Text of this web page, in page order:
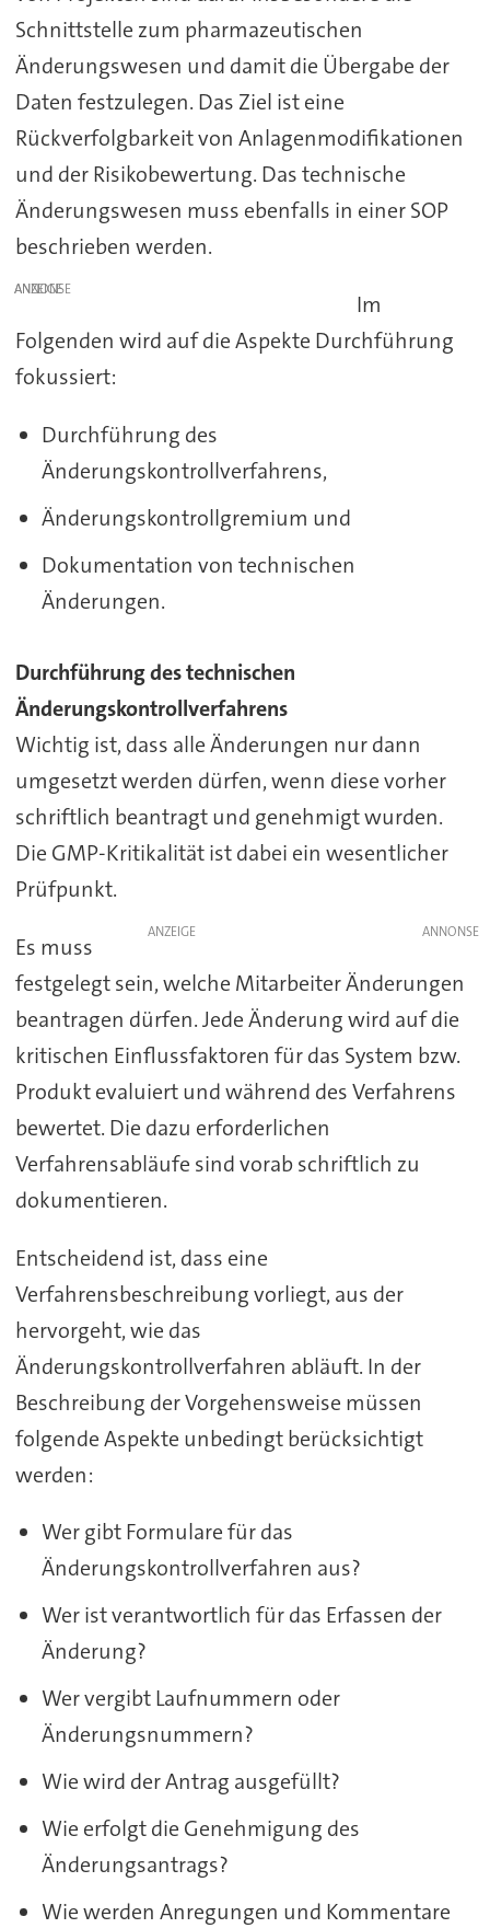
Schnittstelle zum pharmazeutischen
Änderungswesen und damit die Übergabe der
Daten festzulegen. Das Ziel ist eine
Rückverfolgbarkeit von Anlagenmodifikationen
und der Risikobewertung. Das technische
Änderungswesen muss ebenfalls in einer SOP
beschrieben werden.
ANZEIGE
Im
Folgenden wird auf die Aspekte Durchführung
fokussiert:
Durchführung des
Änderungskontrollverfahrens,
Änderungskontrollgremium und
Dokumentation von technischen
Änderungen.
Durchführung des technischen
Änderungskontrollverfahrens
Wichtig ist, dass alle Änderungen nur dann
umgesetzt werden dürfen, wenn diese vorher
schriftlich beantragt und genehmigt wurden.
Die GMP-Kritikalität ist dabei ein wesentlicher
Prüfpunkt.
ANZEIGE
Es muss
festgelegt sein, welche Mitarbeiter Änderungen
beantragen dürfen. Jede Änderung wird auf die
kritischen Einflussfaktoren für das System bzw.
Produkt evaluiert und während des Verfahrens
bewertet. Die dazu erforderlichen
Verfahrensabläufe sind vorab schriftlich zu
dokumentieren.
Entscheidend ist, dass eine
Verfahrensbeschreibung vorliegt, aus der
hervorgeht, wie das
Änderungskontrollverfahren abläuft. In der
Beschreibung der Vorgehensweise müssen
folgende Aspekte unbedingt berücksichtigt
werden:
Wer gibt Formulare für das
Änderungskontrollverfahren aus?
Wer ist verantwortlich für das Erfassen der
Änderung?
Wer vergibt Laufnummern oder
Änderungsnummern?
Wie wird der Antrag ausgefüllt?
Wie erfolgt die Genehmigung des
Änderungsantrags?
Wie werden Anregungen und Kommentare